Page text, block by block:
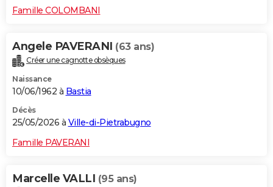
Famille COLOMBANI
Angele PAVERANI (63 ans)
Créer une cagnotte obsèques
Naissance
10/06/1962 à Bastia
Décès
25/05/2026 à Ville-di-Pietrabugno
Famille PAVERANI
Marcelle VALLI (95 ans)